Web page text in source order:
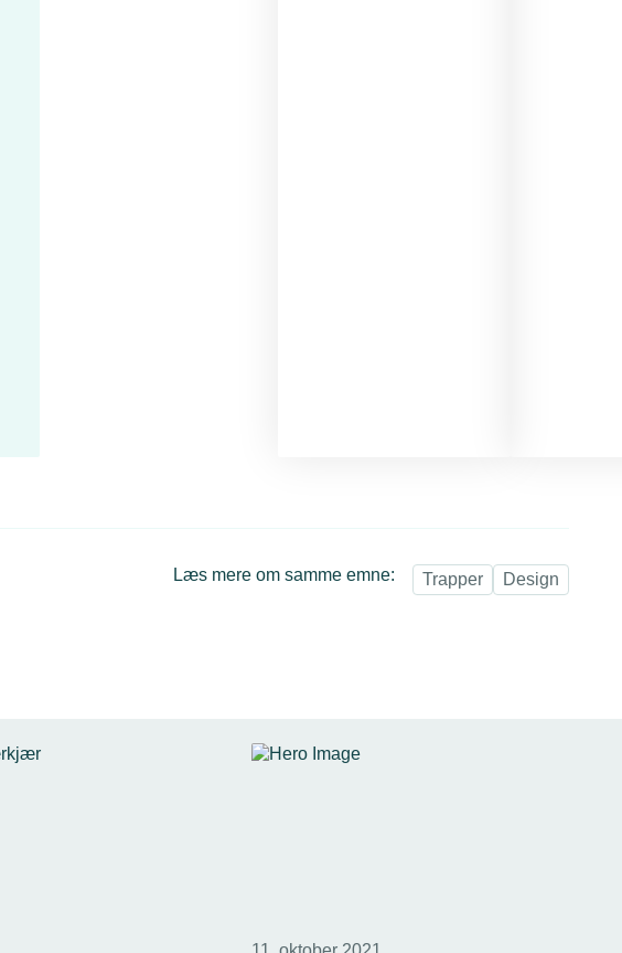
Læs mere om samme emne: Trapper Design